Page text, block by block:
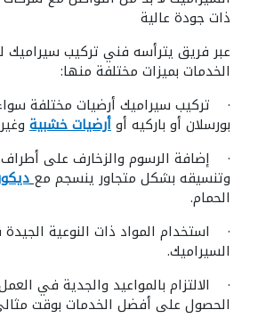
ذات جودة عالية
عبر فريق يترأسه فني تركيب سيراميك
الخدمات بميزات مختلفة منها:
· تركيب سيراميك أرضيات مختلفة
بورسلان أو باركيه أوأرضيات خشبية
· إضافة الرسوم والزخارف على
وتنسيقه بشكل متجاور ينسجم مع
الحمام.
· استخدام المواد ذات النوعية
السيراميك.
· الالتزام بالمواعيد والجدية في
الحصول على أفضل الخدمات بوقت